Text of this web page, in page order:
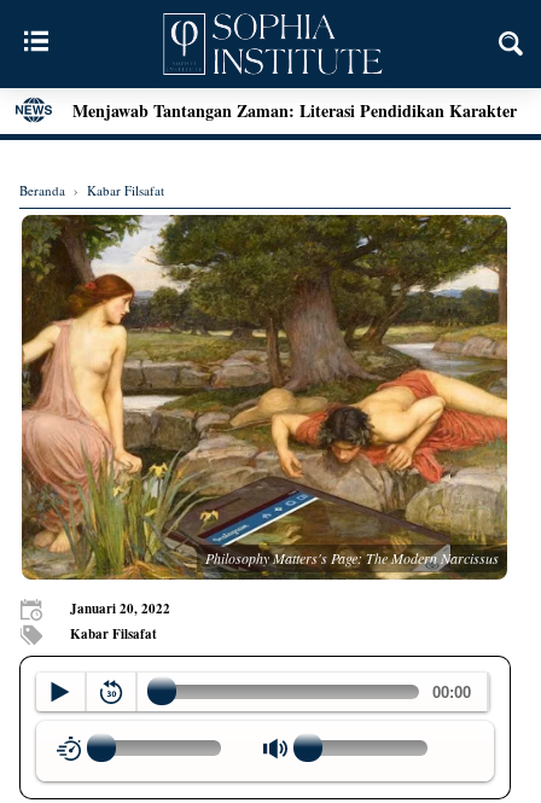
Menjawab Tantangan Zaman: Literasi Pendidikan Karakter
dan Dialog Sains dalam Kegiatan Bedah Buku Palu
Mengenal Teori Etika Immanuel Kant
Momen Terakhir Plato
Locke dan Pertanyaan Seputar Identitas Diri
Augustine on Happiness and Time
Seni Menarik Kesimpulan ala Bertrand Russel
Menjelajahi Hakikat Etika: Sebuah Refleksi dari Aristoteles
hingga Kant
Good Is Good: Menyingkap Hakikat Kebaikan Bersama
George Edward Moore
Kebebasan Sebagai Jembatan Transendensi: Menyelami
Filsafat Eksistensial Mulla Sadra
Beranda › Kabar Filsafat
Philosophy Matters's Page: The Modern Narcissus
Januari 20, 2022
Kabar Filsafat